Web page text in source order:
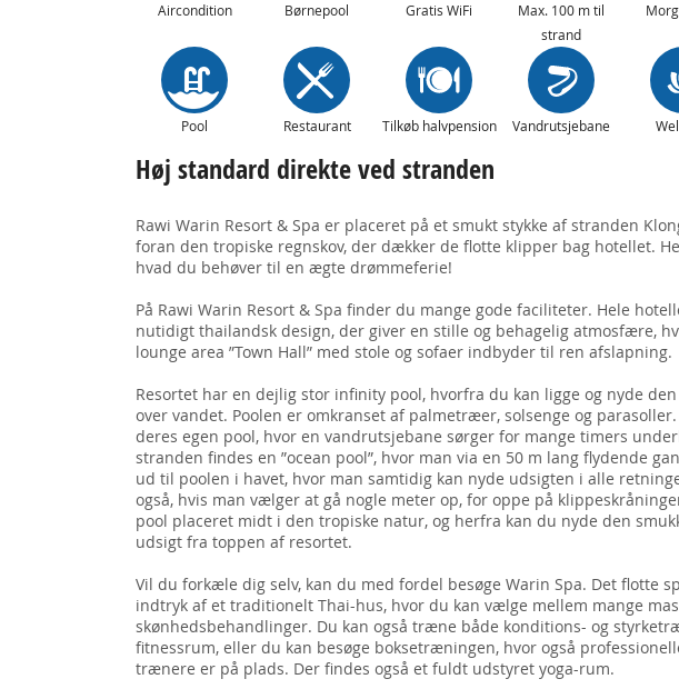
Aircondition Børnepool Gratis WiFi
Max. 100 m til
strand
Pool Restaurant Tilkøb halvpension Vandrutsjebane
Høj standard direkte ved stranden
Rawi Warin Resort & Spa er placeret på et smukt stykke af stranden
foran den tropiske regnskov, der dækker de flotte klipper bag hotellet.
hvad du behøver til en ægte drømmeferie!
På Rawi Warin Resort & Spa finder du mange gode faciliteter. Hele
nutidigt thailandsk design, der giver en stille og behagelig atmosfære,
lounge area ”Town Hall” med stole og sofaer indbyder til ren afslapning.
Resortet har en dejlig stor infinity pool, hvorfra du kan ligge og nyde
over vandet. Poolen er omkranset af palmetræer, solsenge og
deres egen pool, hvor en vandrutsjebane sørger for mange timers
stranden findes en ”ocean pool”, hvor man via en 50 m lang flydende
ud til poolen i havet, hvor man samtidig kan nyde udsigten i alle
også, hvis man vælger at gå nogle meter op, for oppe på
pool placeret midt i den tropiske natur, og herfra kan du nyde den
udsigt fra toppen af resortet.
Vil du forkæle dig selv, kan du med fordel besøge Warin Spa. Det flotte
indtryk af et traditionelt Thai-hus, hvor du kan vælge mellem mange
skønhedsbehandlinger. Du kan også træne både konditions- og
fitnessrum, eller du kan besøge boksetræningen, hvor også
trænere er på plads. Der findes også et fuldt udstyret yoga-rum.